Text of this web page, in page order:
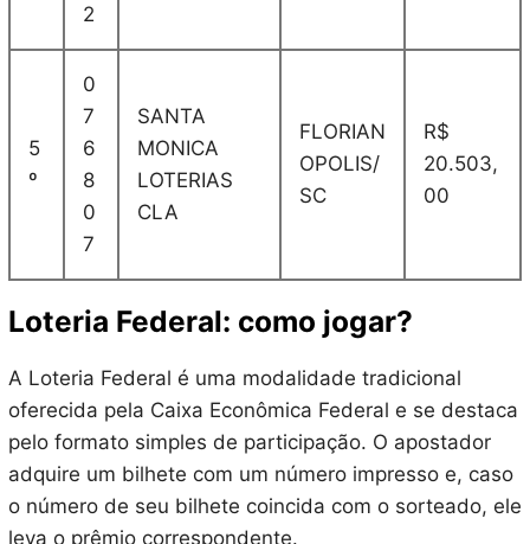
2
5
º
0
7
6
8
0
7
SANTA
MONICA
LOTERIAS
CLA
FLORIAN
OPOLIS/
SC
R$
20.503,
00
Loteria Federal: como jogar?
A Loteria Federal é uma modalidade tradicional
oferecida pela Caixa Econômica Federal e se destaca
pelo formato simples de participação. O apostador
adquire um bilhete com um número impresso e, caso
o número de seu bilhete coincida com o sorteado, ele
leva o prêmio correspondente.